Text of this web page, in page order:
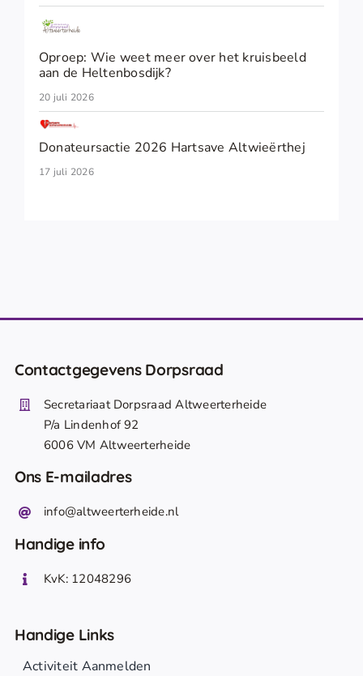
Oproep: Wie weet meer over het kruisbeeld
aan de Heltenbosdijk?
20 juli 2026
Donateursactie 2026 Hartsave Altwieërthej
17 juli 2026
Contactgegevens Dorpsraad
Secretariaat Dorpsraad Altweerterheide
P/a Lindenhof 92
6006 VM Altweerterheide
Ons E-mailadres
info@altweerterheide.nl
Handige info
KvK: 12048296
Handige Links
Activiteit Aanmelden